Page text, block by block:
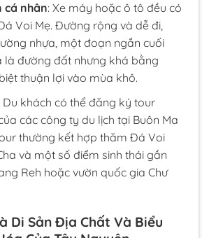
cá nhân: Xe máy hoặc ô tô đều có
Voi Mẹ. Đường rộng và dễ đi,
nhựa, một đoạn ngắn cuối
là đường đất nhưng khá bằng
thuận lợi vào mùa khô.
Du khách có thể đăng ký tour
các công ty du lịch tại Buôn Ma
thường kết hợp thăm Đá Voi
và một số điểm sinh thái gần
Reh hoặc vườn quốc gia Chư
Di Sản Địa Chất Và Biểu